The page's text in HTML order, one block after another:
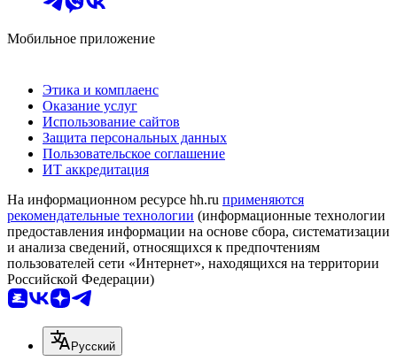
Мобильное приложение
Этика и комплаенс
Оказание услуг
Использование сайтов
Защита персональных данных
Пользовательское соглашение
ИТ аккредитация
На информационном ресурсе hh.ru применяются
рекомендательные технологии (информационные технологии
предоставления информации на основе сбора, систематизации
и анализа сведений, относящихся к предпочтениям
пользователей сети «Интернет», находящихся на территории
Российской Федерации)
Русский